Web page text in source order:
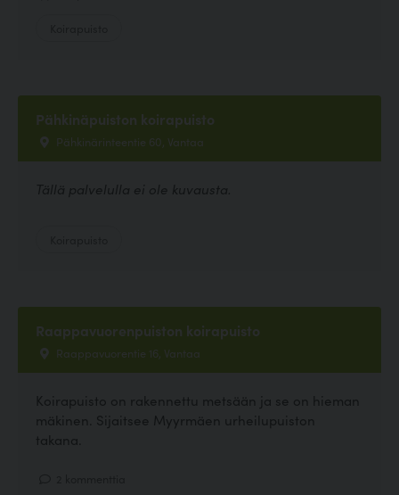
Pähkinäpuiston koirapuisto
Pähkinärinteentie 60, Vantaa
Tällä palvelulla ei ole kuvausta.
Raappavuorenpuiston koirapuisto
Raappavuorentie 16, Vantaa
Koirapuisto on rakennettu metsään ja se on hieman
mäkinen. Sijaitsee Myyrmäen urheilupuiston
takana.